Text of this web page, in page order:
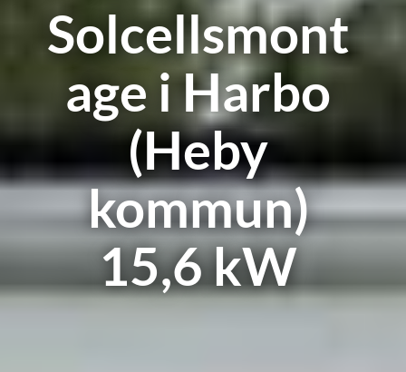
Solcellsmont
age i Harbo
(Heby
kommun)
15,6 kW